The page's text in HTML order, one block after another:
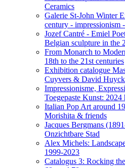
Ceramics
Galerie St-John Winter
century - impressionism
Jozef Cantré - Emiel
Belgian sculpture in the
From Monarch to
18th to the 21st centuries
Exhibition catalogue
Cuyvers & David
Impressionisme,
Toegepaste Kunst: 2024
Italian Pop Art around
Morishita & friends
Jacques Bergmans
Onzichtbare Stad
Alex Michels:
1999-2023
Catalogus 3: Rocking